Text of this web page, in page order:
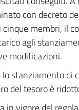
con decreto
membri, il
agli
modificazioni.
stanziamento di
del tesoro è